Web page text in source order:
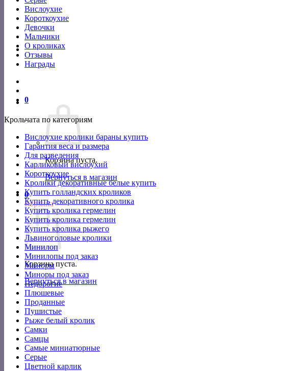
Вислоухие
Короткоухие
Девочки
Мальчики
О кроликах
Отзывы
Награды
0
Корзина пуста.
Вернуться в магазин
0
Корзина
Корзина пуста.
Вернуться в магазин
Крольчата по категориям
Вислоухие кролики бараны купить
Гарантия веса и размера
Для разведения
Карликовый вислоухий
Короткоухие
Кролики декоративные белые купить
Купить голландских кроликов
Купить декоративного кролика
Купить кролика гермелин
Купить кролика гермелин
Купить кролика рыжего
Львиноголовые кролики
Минилоп
Минилопы под заказ
Миноры
Миноры под заказ
Недорогие
Плюшевые
Проданные
Пушистые
Рыже белый кролик
Самки
Самцы
Самые миниатюрные
Серые
Цветной карлик